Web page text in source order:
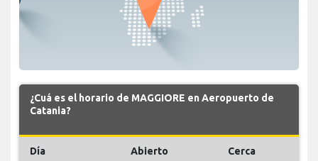
¿Cuá es el horario de MAGGIORE en Aeropuerto de
Catania?
Día Abierto Cerca